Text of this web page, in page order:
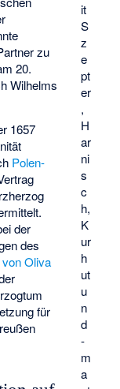
it
S
z
e
pt
er
,
H
ar
ni
s
c
h,
K
ur
h
ut
u
n
d
-
m
a
zu
20.
Wilhelms
1657
Polen-
der
des
von Oliva
für